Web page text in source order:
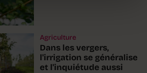
Agriculture
Dans les vergers,
l'irrigation se généralise
et l'inquiétude aussi